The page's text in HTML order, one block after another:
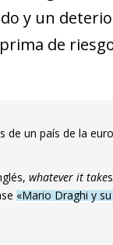
y un
de
de un país de la
whatever it take
«Mario Draghi y